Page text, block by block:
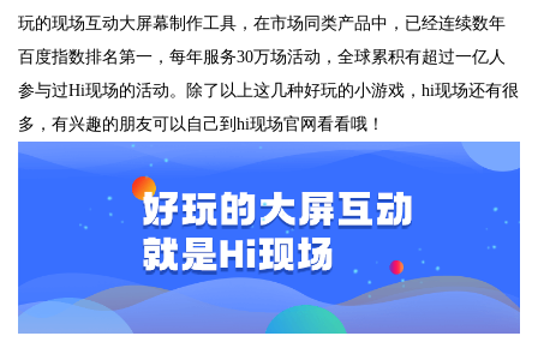
玩的现场互动大屏幕制作工具，在市场同类产品中，已经连续数年
百度指数排名第一，每年服务30万场活动，全球累积有超过一亿人
参与过Hi现场的活动。除了以上这几种好玩的小游戏，hi现场还有很
多，有兴趣的朋友可以自己到hi现场官网看看哦！